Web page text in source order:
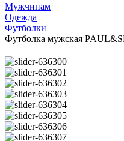
Мужчинам
Одежда
Футболки
Футболка мужская